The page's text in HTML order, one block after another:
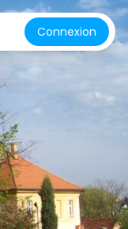
Connexion